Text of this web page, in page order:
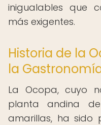
inigualables que
más exigentes.
Historia de la
la
La Ocopa, cuyo
planta andina
amarillas, ha sido